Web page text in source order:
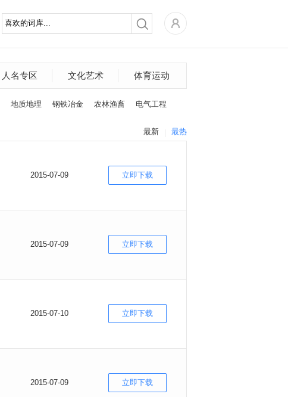
人名专区 文化艺术 体育运动
地质地理 钢铁冶金 农林渔畜
电气工程
最热
最新
2015-07-09 立即下载
2015-07-09 立即下载
2015-07-10 立即下载
2015-07-09 立即下载